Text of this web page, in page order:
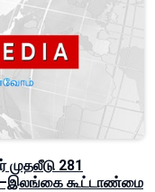
281
கூட்டாண்மை